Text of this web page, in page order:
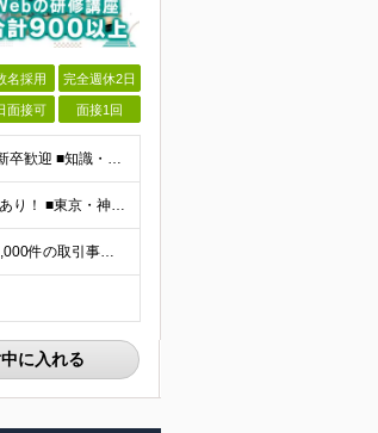
名採用 完全週休2日
面接可 面接1回
★「IT業界、ちょっと気になる」そんな方も大歓迎！ ■学歴不問 ■未経験・第二新卒歓迎 ■知識・経験はこれから身につけていければOK！ □■ステップアップ■□ 社内システム開発やインフラ構築などジャ
★通勤＆就業＆地域/住宅＆役職手当あり ★残業代は全額支給 ★選べる給与制度あり！ ■東京・神奈川・千葉・埼玉勤務の場合 月給24.5万円～55万円＋諸手当 （残業代は全額支給） (20,000円の
★リモート実績あり★ 『地元で働きたい』という希望に、業界トップクラス約7,000件の取引事業所数、90,000件以上のプロジェクトから検討をいたします。 全国の取引先での就業となります（沖縄を除
に入れる